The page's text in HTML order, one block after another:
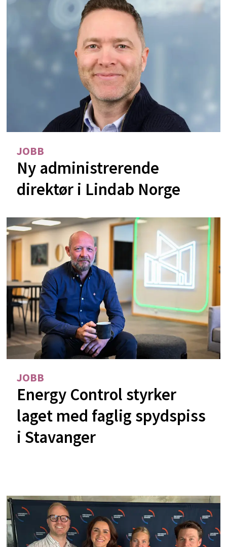
JOBB
Ny administrerende
direktør i Lindab Norge
JOBB
Energy Control styrker
laget med faglig spydspiss
i Stavanger